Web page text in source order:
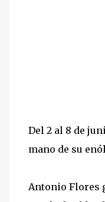
Del 2 al 8 de
mano de su
Antonio Flores